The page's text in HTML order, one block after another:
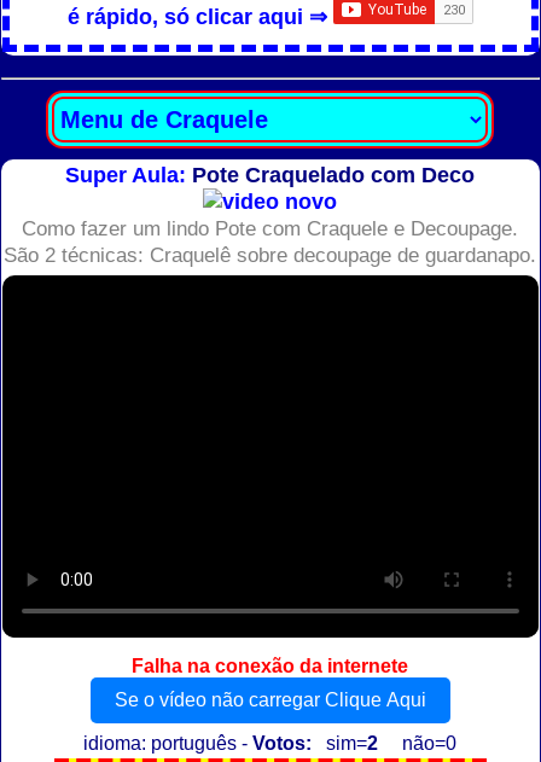
é rápido, só clicar aqui ⇒
Super Aula: Pote Craquelado com Deco
Como fazer um lindo Pote com Craquele e Decoupage.
São 2 técnicas: Craquelê sobre decoupage de guardanapo.
Falha na conexão da internete
Se o vídeo não carregar Clique Aqui
idioma: português -Votos: sim=2 não=0